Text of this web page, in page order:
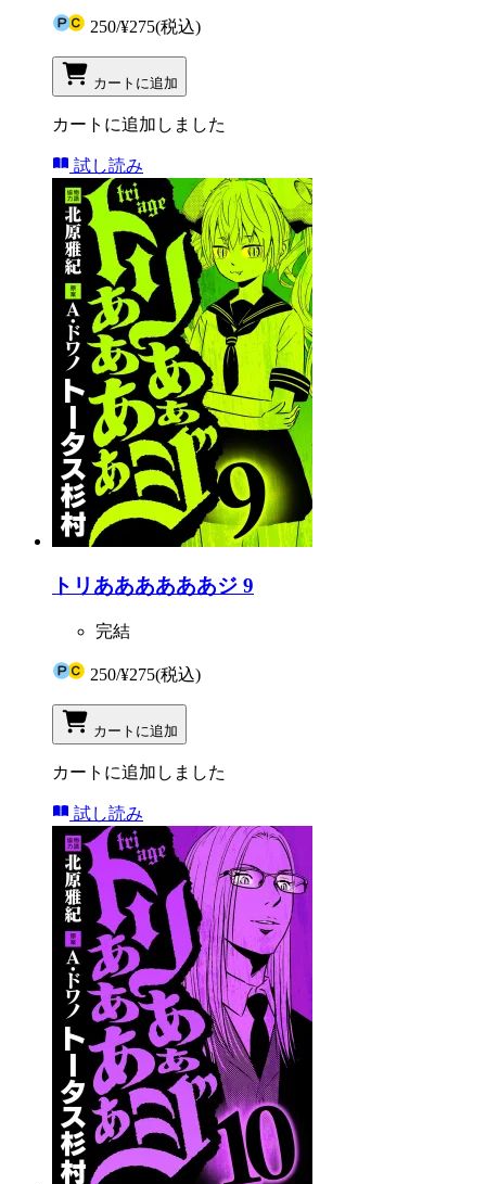
250/¥275(税込)
カートに追加
カートに追加しました
試し読み
トリああああああジ 9
完結
250/¥275(税込)
カートに追加
カートに追加しました
試し読み